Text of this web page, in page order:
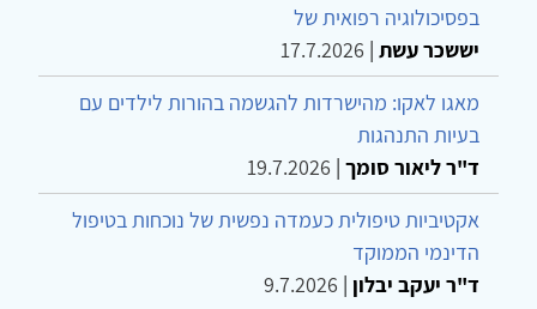
בפסיכולוגיה רפואית של
יששכר עשת |
17.7.2026
מאגו לאקו: מהישרדות להגשמה בהורות לילדים עם
בעיות התנהגות
ד"ר ליאור סומך |
19.7.2026
אקטיביות טיפולית כעמדה נפשית של נוכחות בטיפול
הדינמי הממוקד
ד"ר יעקב יבלון |
9.7.2026